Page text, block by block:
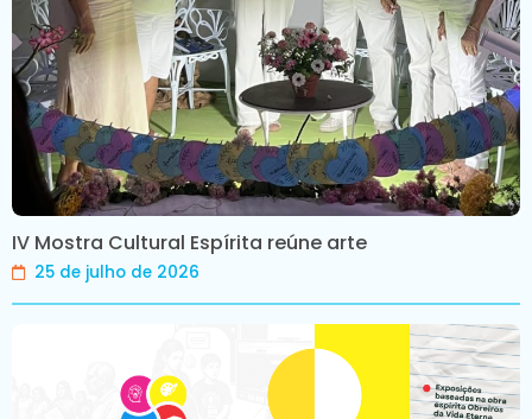
IV Mostra Cultural Espírita reúne arte
25 de julho de 2026